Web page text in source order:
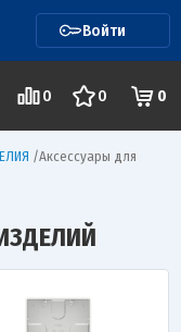
Войти
0 0 0
/Аксессуары для